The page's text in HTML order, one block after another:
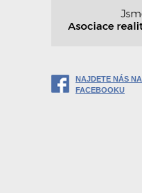
NAJDETE NÁS NA
FACEBOOKU